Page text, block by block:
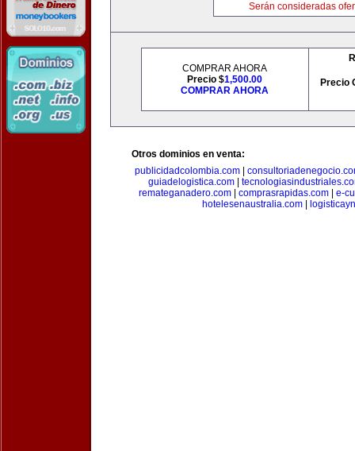
Serán consideradas
COMPRAR AHORA
Precio $1,500.00
COMPRAR AHORA
Precio
Otros dominios en venta:
publicidadcolombia.com|
guiadelogistica.com|
remateganadero.com
comprasrapidas.com
e-
hotelesenaustralia.com|